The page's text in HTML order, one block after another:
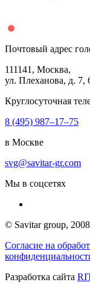
Почтовый адрес
111141 , Москва,
ул. Плеханова, д. 7,
Круглосуточная
8 (495) 987–17–75
в Москве
svg@savitar-gr.com
Мы в соцсетях
© Savitar group,
Согласие на
Разработка сайта